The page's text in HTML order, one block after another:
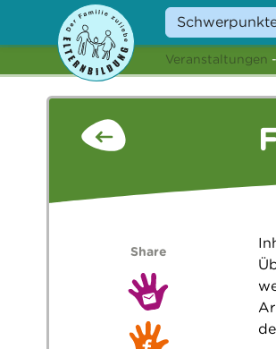
Veranstaltungen
Share